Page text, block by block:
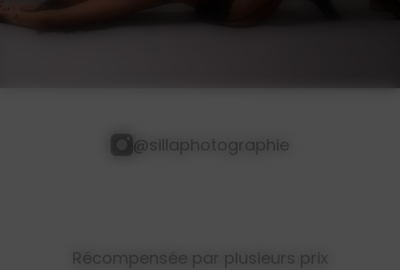
@sillaphotographie
Récompensée par plusieurs prix